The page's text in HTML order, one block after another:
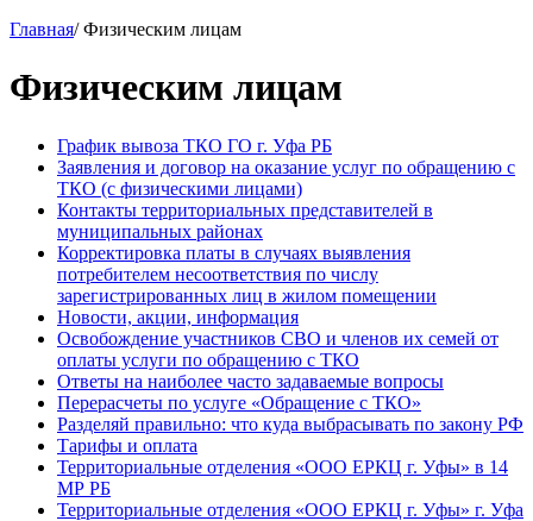
Главная/ Физическим лицам
Физическим лицам
График вывоза ТКО ГО г. Уфа РБ
Заявления и договор на оказание услуг по обращению с
ТКО (с физическими лицами)
Контакты территориальных представителей в
муниципальных районах
Корректировка платы в случаях выявления
потребителем несоответствия по числу
зарегистрированных лиц в жилом помещении
Новости, акции, информация
Освобождение участников СВО и членов их семей от
оплаты услуги по обращению с ТКО
Ответы на наиболее часто задаваемые вопросы
Перерасчеты по услуге «Обращение с ТКО»
Разделяй правильно: что куда выбрасывать по закону РФ
Тарифы и оплата
Территориальные отделения «ООО ЕРКЦ г. Уфы» в 14
МР РБ
Территориальные отделения «ООО ЕРКЦ г. Уфы» г. Уфа